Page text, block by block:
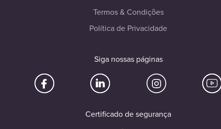
Termos & Condições
Política de Privacidade
Siga nossas páginas
Certificado de segurança